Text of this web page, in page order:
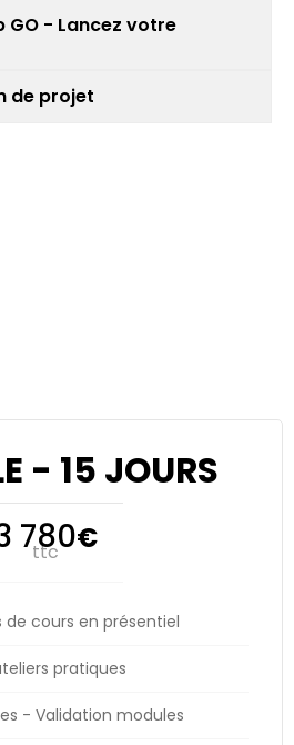
GO - Lancez votre
de projet
- 15 JOURS
780€
ttc
de cours en présentiel
pratiques
- Validation modules